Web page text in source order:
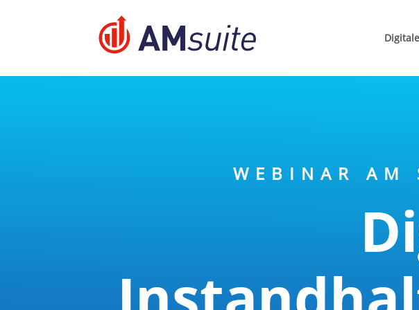
jQuery(function($){ $('.logo_container a').removeAttr('href'); });
WEBINAR AM